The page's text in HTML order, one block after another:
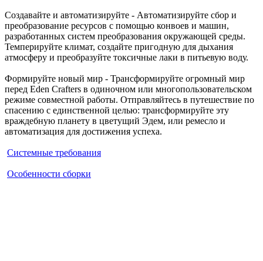
Создавайте и автоматизируйте - Автоматизируйте сбор и
преобразование ресурсов с помощью конвоев и машин,
разработанных систем преобразования окружающей среды.
Темперируйте климат, создайте пригодную для дыхания
атмосферу и преобразуйте токсичные лаки в питьевую воду.
Формируйте новый мир - Трансформируйте огромный мир
перед Eden Crafters в одиночном или многопользовательском
режиме совместной работы. Отправляйтесь в путешествие по
спасению с единственной целью: трансформируйте эту
враждебную планету в цветущий Эдем, или ремесло и
автоматизация для достижения успеха.
Системные требования
Особенности сборки